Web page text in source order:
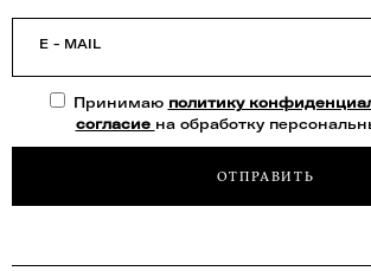
E - MAIL
Принимаю политику
согласие на обработку
ОТПРАВИТЬ